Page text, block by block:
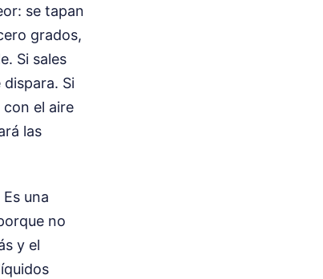
se tapan
grados,
Si sales
Si
con el aire
las
una
no
y el